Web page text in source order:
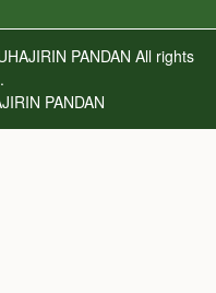
PANDAN All rights
PANDAN